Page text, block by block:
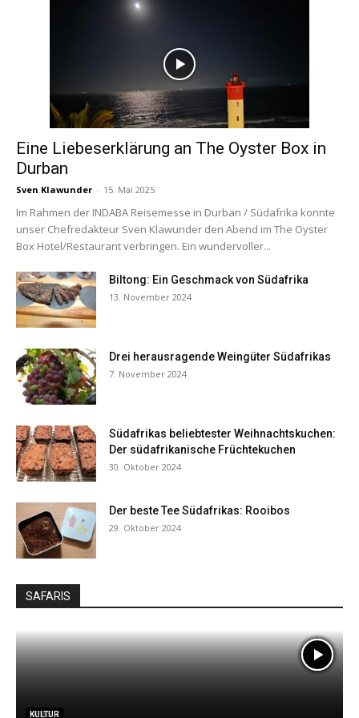
Eine Liebeserklärung an The Oyster Box in
Durban
Sven Klawunder - 15. Mai 2025
Im Rahmen der INDABA Reisemesse in Durban / Südafrika konnte
unser Chefredakteur Sven Klawunder den Abend im The Oyster
Box Hotel/Restaurant verbringen. Ein wundervoller...
Biltong: Ein Geschmack von Südafrika
13. November 2024
Drei herausragende Weingüter Südafrikas
7. November 2024
Südafrikas beliebtester Weihnachtskuchen:
Der südafrikanische Früchtekuchen
30. Oktober 2024
Der beste Tee Südafrikas: Rooibos
29. Oktober 2024
SAFARIS
LODGES
NEWS
KULTUR